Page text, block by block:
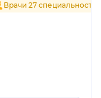
Врачи 27 специальностей